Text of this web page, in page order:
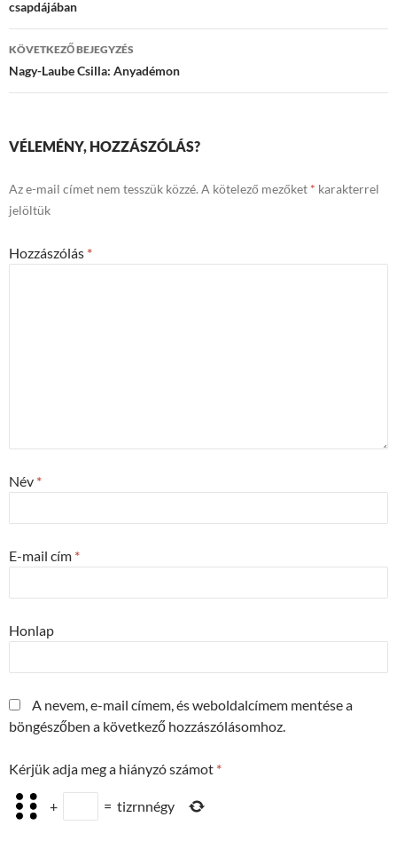
csapdájában
KÖVETKEZŐ BEJEGYZÉS
Nagy-Laube Csilla: Anyadémon
VÉLEMÉNY, HOZZÁSZÓLÁS?
Az e-mail címet nem tesszük közzé. A kötelező mezőket * karakterrel
jelöltük
Hozzászólás *
Név *
E-mail cím *
Honlap
A nevem, e-mail címem, és weboldalcímem mentése a
böngészőben a következő hozzászólásomhoz.
Kérjük adja meg a hiányzó számot *
+ = tizrnnégy